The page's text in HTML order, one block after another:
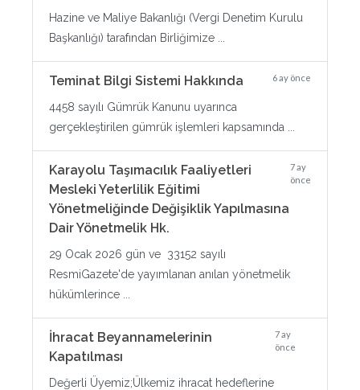
Hazine ve Maliye Bakanlığı (Vergi Denetim Kurulu
Başkanlığı) tarafından Birliğimize ...
Teminat Bilgi Sistemi Hakkında 6 ay önce
4458 sayılı Gümrük Kanunu uyarınca
gerçekleştirilen gümrük işlemleri kapsamında ...
Karayolu Taşımacılık Faaliyetleri
Mesleki Yeterlilik Eğitimi
Yönetmeliğinde Değişiklik Yapılmasına
Dair Yönetmelik Hk.
7 ay
önce
29 Ocak 2026 gün ve 33152 sayılı
ResmiGazete'de yayımlanan anılan yönetmelik
hükümlerince ...
İhracat Beyannamelerinin
Kapatılması
7 ay
önce
Değerli Üyemiz;Ülkemiz ihracat hedeflerine